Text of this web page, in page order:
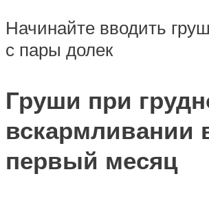
Начинайте вводить
с пары долек
Груши при
вскармливании
первый месяц